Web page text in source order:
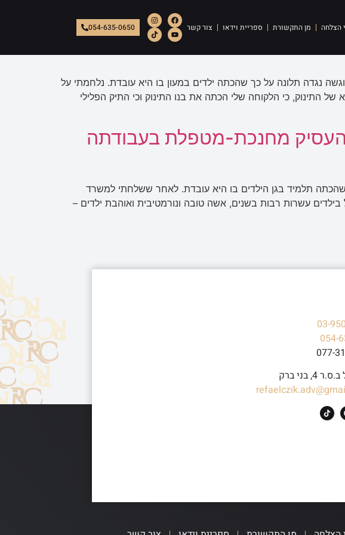
הצלחה מן התקשורת ספריית וידאו צור קשר 054-635-0650
נגדה תלונה על כך שהכתה ילדים במעון בו היא עובדת. נלחמתי על
התינוק, כי הלקוחה שלי הכתה את בנו התינוק וכי התיק הפלילי
מחנכת-מטפלת בעבודתה
תלמיד בגן הילדים בו היא עובדת. לאחר ששלחתי למשרד
בילדים עשרות רבות בשנים, אשה טובה ונורמטיבית ואוהבת ילדים –
03-
054-